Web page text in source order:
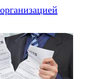
организацией